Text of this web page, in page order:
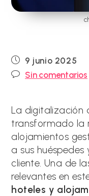
Publicación
de
la
9 junio 2025
Comentarios
Sin comentarios
La digitalización
transformado la
alojamientos
a sus
cliente. Una de
relevantes en
hoteles y